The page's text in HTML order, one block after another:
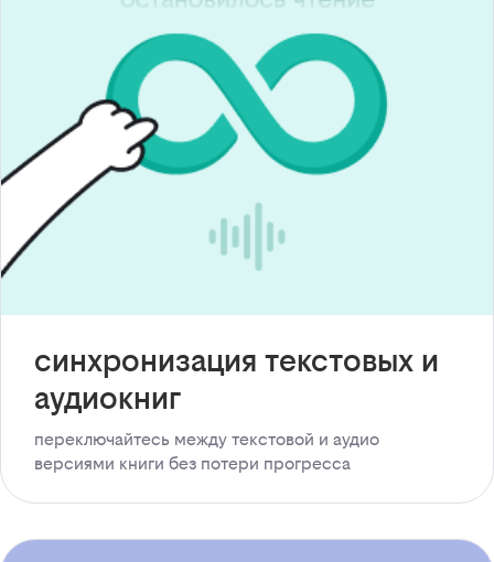
синхронизация текстовых и
аудиокниг
переключайтесь между текстовой и аудио
версиями книги без потери прогресса